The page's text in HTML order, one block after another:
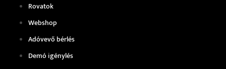
Rovatok
Webshop
Adóvevő bérlés
Demó igénylés